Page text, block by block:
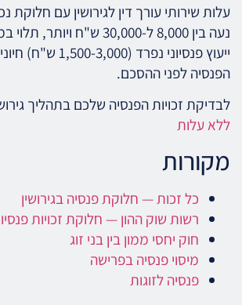
עלות שירותי עורך דין לגירושין עם חלוקת
נעה בין 8,000 ל-30,000 ש"ח
ייעוץ פנסיוני נפרד
הפנסיה לפני ההסכם.
לבדיקת זכויות הפנסיה שלכם בתהליך
ללא עלות
מקורות
כל זכות — חלוקת פנסיה בגירושין
רשות שוק ההון — חלוקת זכויות
חוק יחסי ממון בין בני זוג
מיסוי פנסיה בפרישה
פנסיה לזוגות